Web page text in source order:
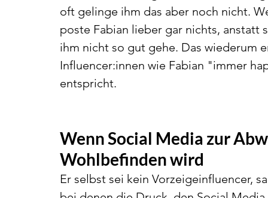
oft gelinge ihm das aber noch nicht.
poste Fabian lieber gar nichts, anstatt
ihm nicht so gut gehe. Das wiederum
Influencer:innen wie Fabian "immer
entspricht.
Wenn Social Media zur
Wohlbefinden wird
Er selbst sei kein Vorzeigeinfluencer,